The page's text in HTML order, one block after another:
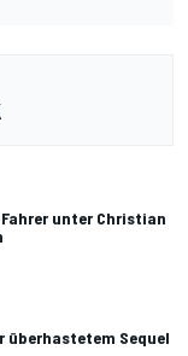
unter Christian
überhastetem Sequel